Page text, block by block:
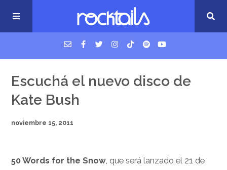
USM Podcast
Cigarrillos en la cama
Escuchá el nuevo disco de
Kate Bush
noviembre 15, 2011
50 Words for the Snow, que será lanzado el 21 de